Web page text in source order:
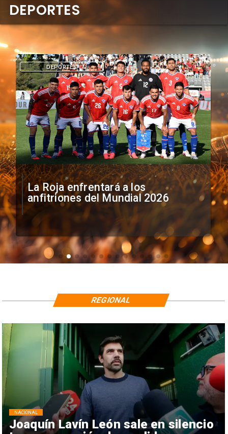
La Roja enfrentará a los
anfitriones del Mundial 2026
DEPORTES
DEPORTES
Joaquín Lavín León sale en silencio
NACIONAL
REGIONAL